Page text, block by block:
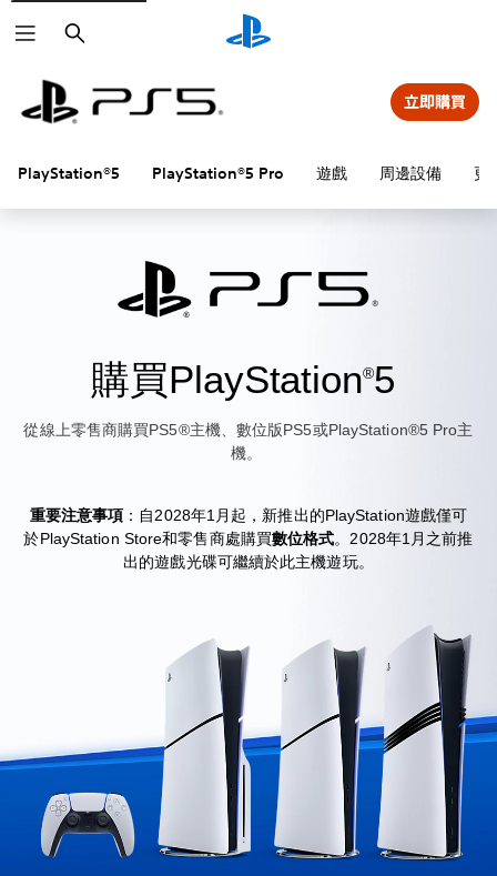
搜
尋
PlayStation®5 PlayStation®5 Pro 遊戲 周邊設備 更
立即購買
購買PlayStation®5
從線上零售商購買PS5®主機、數位版PS5或PlayStation®5 Pro主
機。
重要注意事項 ：自2028年1月起，新推出的PlayStation遊戲僅可
於PlayStation Store和零售商處購買數位格式。2028年1月之前推
出的遊戲光碟可繼續於此主機遊玩。